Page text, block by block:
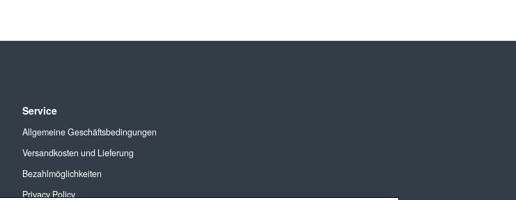
Service
Allgemeine Geschäftsbedingungen
Versandkosten und Lieferung
Bezahlmöglichkeiten
Privacy Policy